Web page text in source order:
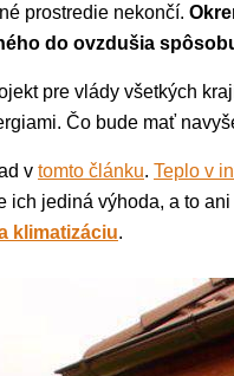
prostredie nekončí.
do ovzdušia
pre vlády všetkých
Čo bude mať
v tomto článku. Teplo v
ich jediná výhoda, a to
klimatizáciu.